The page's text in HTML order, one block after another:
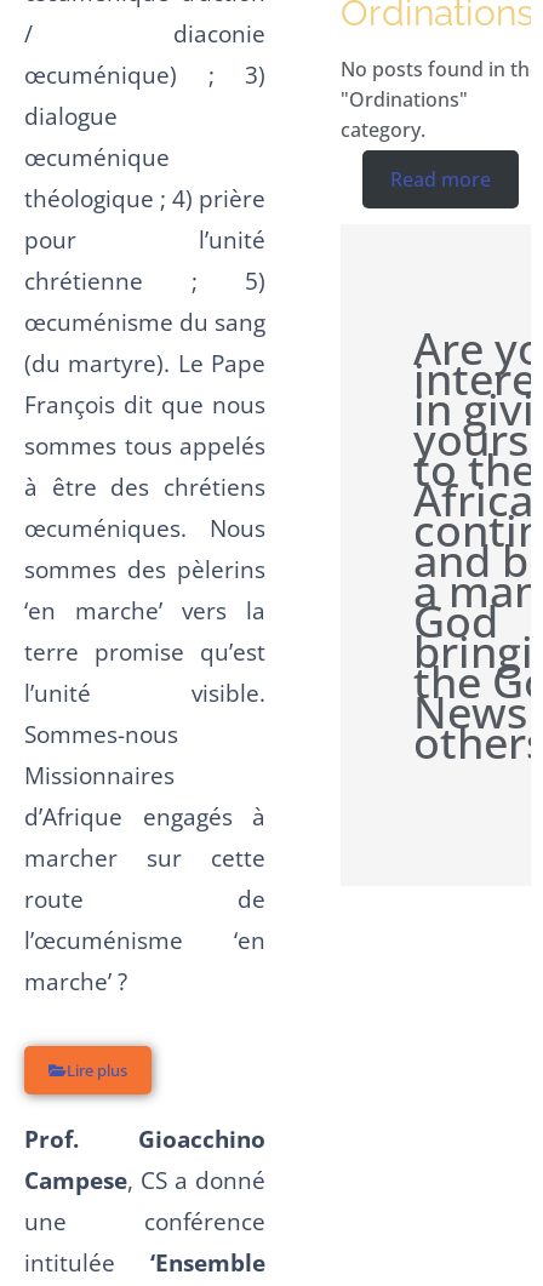
/ diaconie
œcuménique) ; 3)
dialogue
œcuménique
théologique ; 4) prière
pour l’unité
chrétienne ; 5)
œcuménisme du sang
(du martyre). Le Pape
François dit que nous
sommes tous appelés
à être des chrétiens
œcuméniques. Nous
sommes des pèlerins
‘en marche’ vers la
terre promise qu’est
l’unité visible.
Sommes-nous
Missionnaires
d’Afrique engagés à
marcher sur cette
route de
l’œcuménisme ‘en
marche’ ?
Lire plus
Prof. Gioacchino
Campese, CS a donné
une conférence
intitulée ‘Ensemble
Ordinations
No posts found in the
"Ordinations"
category.
Read more
Are
in
to the
and
a
God
the
News